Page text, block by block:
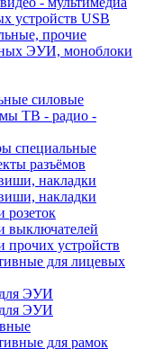
устройств USB
прочие
ЭУИ, моноблоки
силовые
ТВ - радио -
специальные
разъёмов
накладки
накладки
розеток
выключателей
прочих устройств
для лицевых
ЭУИ
ЭУИ
для рамок